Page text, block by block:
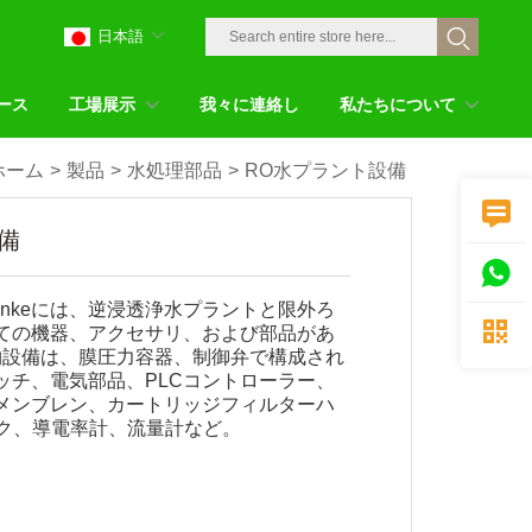
ス 工場展示 我々に連絡し 私たちについて
日本語
ーム > 製品 > 水処理部品 > RO水プラント設備
には、逆浸透浄水プラントと限外ろ
の機器、アクセサリ、および部品があ
備は、膜圧力容器、制御弁で構成され
チ、電気部品、PLCコントローラー、
ンブレン、カートリッジフィルターハ
、導電率計、流量計など。


